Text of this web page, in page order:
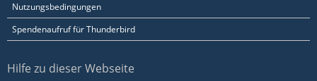
Nutzungsbedingungen
Spendenaufruf für Thunderbird
Hilfe zu dieser Webseite